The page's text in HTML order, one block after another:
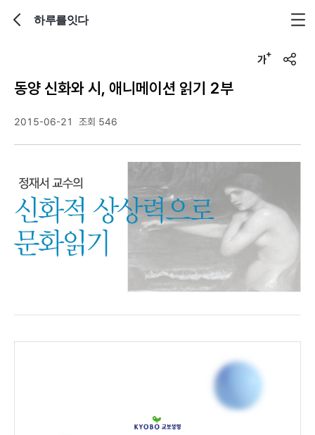
하루를잇다
u
동양 신화와 시, 애니메이션 읽기 2부
2015-06-21 조회 546